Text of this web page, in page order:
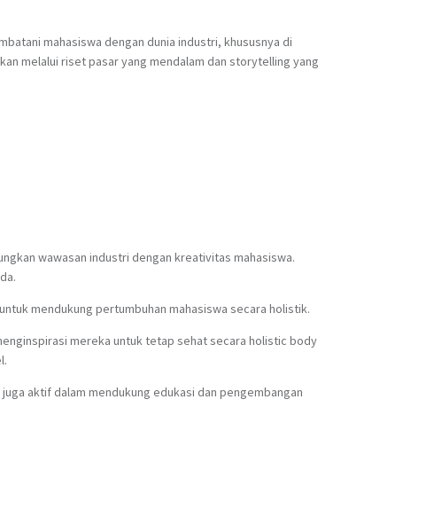
mahasiswa dengan dunia industri, khususnya di
melalui riset pasar yang mendalam dan storytelling yang
wawasan industri dengan kreativitas mahasiswa.
mendukung pertumbuhan mahasiswa secara holistik.
mereka untuk tetap sehat secara holistic body
aktif dalam mendukung edukasi dan pengembangan